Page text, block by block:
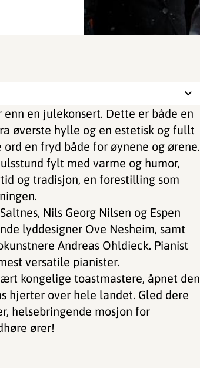
enn en julekonsert. Dette er både en
øverste hylle og en estetisk og fullt
en fryd både for øynene og ørene.
fylt med varme og humor,
og tradisjon, en forestilling som
Nils Georg Nilsen og Espen
lyddesigner Ove Nesheim, samt
Andreas Ohldieck. Pianist
versatile pianister.
kongelige toastmastere, åpnet den
hjerter over hele landet. Gled dere
helsebringende mosjon for
ører!